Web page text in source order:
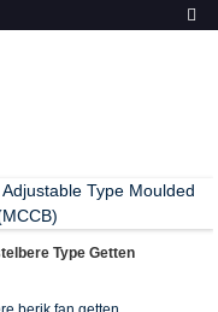
Type Getten